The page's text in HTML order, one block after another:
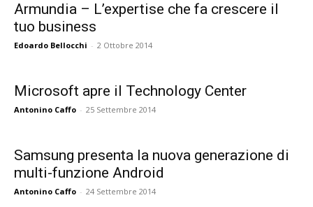
Armundia – L’expertise che fa crescere il
tuo business
Edoardo Bellocchi - 2 Ottobre 2014
Microsoft apre il Technology Center
Antonino Caffo - 25 Settembre 2014
Samsung presenta la nuova generazione di
multi-funzione Android
Antonino Caffo - 24 Settembre 2014